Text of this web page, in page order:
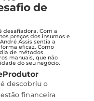
de
desafiadora. Com a
preços dos insumos e
Assis sentia a
eficaz. Como
de métodos
manuais, que não
do seu negócio.
descobriu o
financeira